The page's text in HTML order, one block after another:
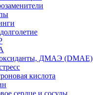
ДМАЭ (DMAE)
кислота
сердце и сосуды